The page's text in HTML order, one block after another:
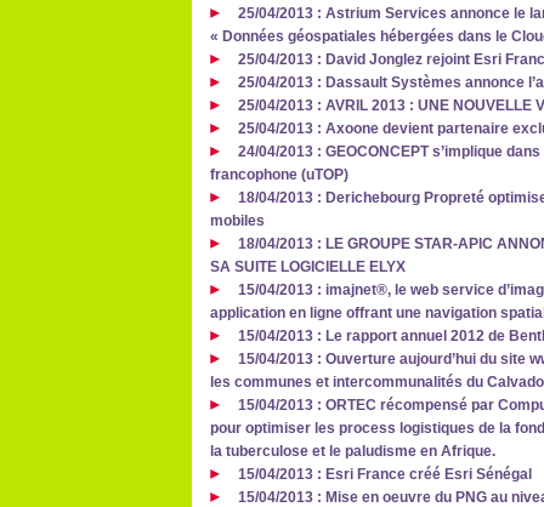
25/04/2013 : Astrium Services annonce le
« Données géospatiales hébergées dans le
25/04/2013 : David Jonglez rejoint Esri
25/04/2013 : Dassault Systèmes annonce
25/04/2013 : AVRIL 2013 : UNE NOUVELLE
25/04/2013 : Axoone devient partenaire
24/04/2013 : GEOCONCEPT s’implique
francophone (uTOP)
18/04/2013 : Derichebourg Propreté
mobiles
18/04/2013 : LE GROUPE STAR-APIC
SA SUITE LOGICIELLE ELYX
15/04/2013 : imajnet®, le web service
application en ligne offrant une navigation
15/04/2013 : Le rapport annuel 2012 de
15/04/2013 : Ouverture aujourd’hui du site
les communes et intercommunalités du
15/04/2013 : ORTEC récompensé par
pour optimiser les process logistiques de la
la tuberculose et le paludisme en Afrique.
15/04/2013 : Esri France créé Esri Sénégal
15/04/2013 : Mise en oeuvre du PNG au